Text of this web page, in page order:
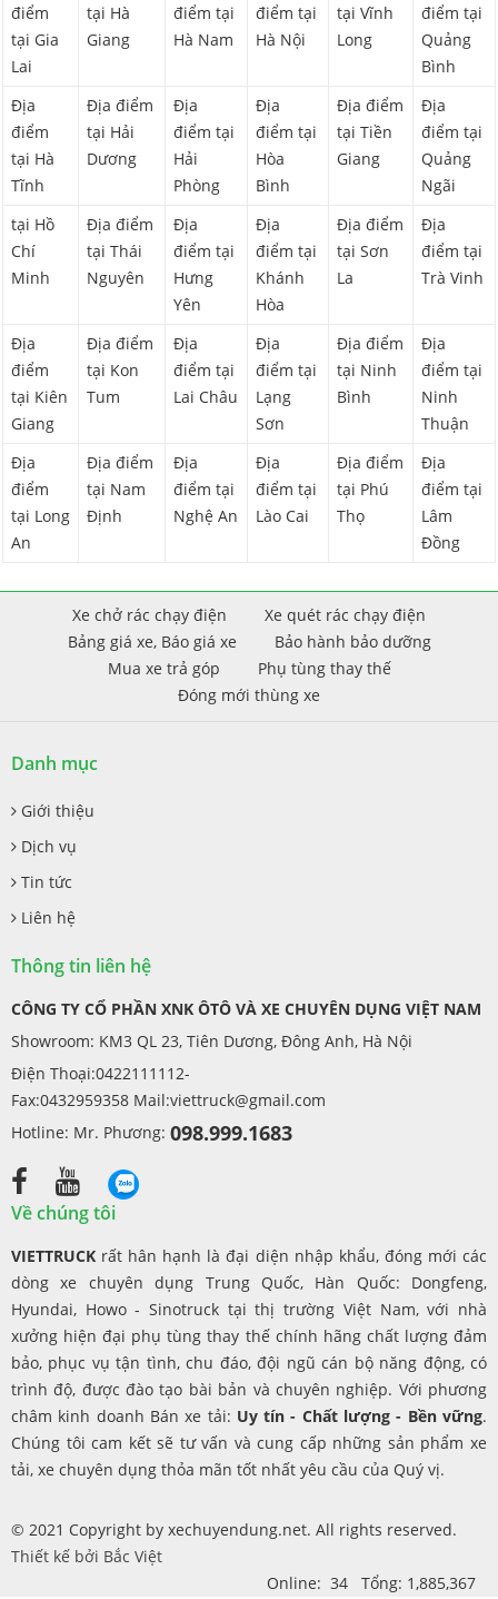
điểm
tại Gia
Lai
tại Hà
Giang
điểm tại
Hà Nam
điểm tại
Hà Nội
tại Vĩnh
Long
điểm tại
Quảng
Bình
Địa
điểm
tại Hà
Tĩnh
Địa điểm
tại Hải
Dương
Địa
điểm tại
Hải
Phòng
Địa
điểm tại
Hòa
Bình
Địa điểm
tại Tiền
Giang
Địa
điểm tại
Quảng
Ngãi
tại Hồ
Chí
Minh
Địa điểm
tại Thái
Nguyên
Địa
điểm tại
Hưng
Yên
Địa
điểm tại
Khánh
Hòa
Địa điểm
tại Sơn
La
Địa
điểm tại
Trà Vinh
Địa
điểm
tại Kiên
Giang
Địa điểm
tại Kon
Tum
Địa
điểm tại
Lai Châu
Địa
điểm tại
Lạng
Sơn
Địa điểm
tại Ninh
Bình
Địa
điểm tại
Ninh
Thuận
Địa
điểm
tại Long
An
Địa điểm
tại Nam
Định
Địa
điểm tại
Nghệ An
Địa
điểm tại
Lào Cai
Địa điểm
tại Phú
Thọ
Địa
điểm tại
Lâm
Đồng
Xe chở rác chạy điện
Xe quét rác chạy điện
Bảng giá xe, Báo giá xe
Bảo hành bảo dưỡng
Mua xe trả góp
Phụ tùng thay thế
Đóng mới thùng xe
Danh mục
Giới thiệu
Dịch vụ
Tin tức
Liên hệ
Thông tin liên hệ
CÔNG TY CỔ PHẦN XNK ÔTÔ VÀ XE CHUYÊN DỤNG VIỆT NAM
Showroom: KM3 QL 23, Tiên Dương, Đông Anh, Hà Nội
Điện Thoại:0422111112-
Fax:0432959358 Mail:viettruck@gmail.com
Hotline: Mr. Phương: 098.999.1683
Về chúng tôi
VIETTRUCK rất hân hạnh là đại diện nhập khẩu, đóng mới các
dòng xe chuyên dụng Trung Quốc, Hàn Quốc: Dongfeng,
Hyundai, Howo - Sinotruck tại thị trường Việt Nam, với nhà
xưởng hiện đại phụ tùng thay thế chính hãng chất lượng đảm
bảo, phục vụ tận tình, chu đáo, đội ngũ cán bộ năng động, có
trình độ, được đào tạo bài bản và chuyên nghiệp. Với phương
châm kinh doanh Bán xe tải: Uy tín - Chất lượng - Bền vững.
Chúng tôi cam kết sẽ tư vấn và cung cấp những sản phẩm xe
tải, xe chuyên dụng thỏa mãn tốt nhất yêu cầu của Quý vị.
© 2021 Copyright by xechuyendung.net. All rights reserved.
Thiết kế bởi Bắc Việt
Online: 34 Tổng: 1,885,367